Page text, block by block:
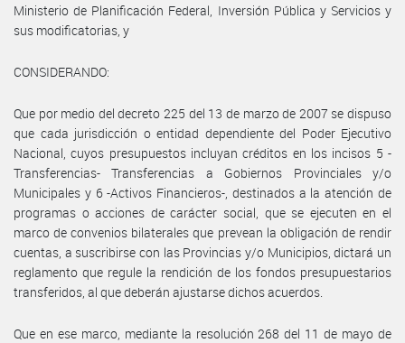
Ministerio de Planificación Federal, Inversión Pública y Servicios y
sus modificatorias, y
CONSIDERANDO:
Que por medio del decreto 225 del 13 de marzo de 2007 se dispuso
que cada jurisdicción o entidad dependiente del Poder Ejecutivo
Nacional, cuyos presupuestos incluyan créditos en los incisos 5 -
Transferencias- Transferencias a Gobiernos Provinciales y/o
Municipales y 6 -Activos Financieros-, destinados a la atención de
programas o acciones de carácter social, que se ejecuten en el
marco de convenios bilaterales que prevean la obligación de rendir
cuentas, a suscribirse con las Provincias y/o Municipios, dictará un
reglamento que regule la rendición de los fondos presupuestarios
transferidos, al que deberán ajustarse dichos acuerdos.
Que en ese marco, mediante la resolución 268 del 11 de mayo de